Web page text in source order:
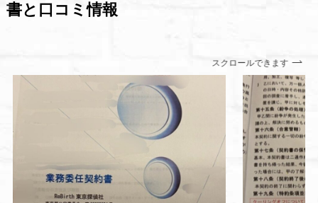
書と口コミ情報
スクロールできます